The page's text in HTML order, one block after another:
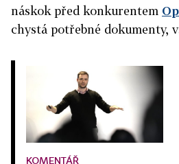
náskok před konkurentem
chystá potřebné dokumenty,
KOMENTÁŘ